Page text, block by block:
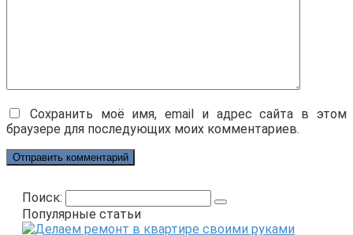
Сохранить моё имя, email и адрес сайта в этом
браузере для последующих моих комментариев.
Поиск:
Популярные статьи